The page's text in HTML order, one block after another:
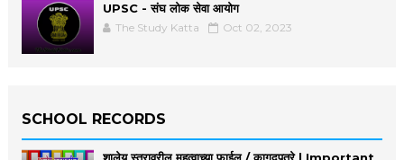
UPSC - संघ लोक सेवा आयोग
The Study Katta Oct 02, 2023
SCHOOL RECORDS